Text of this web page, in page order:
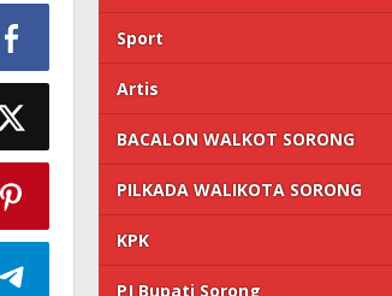
Sport
Artis
BACALON WALKOT SORONG
PILKADA WALIKOTA SORONG
KPK
PJ Bupati Sorong